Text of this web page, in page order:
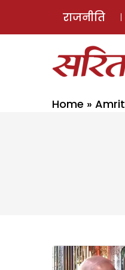
राजनीति
Home » Amrit